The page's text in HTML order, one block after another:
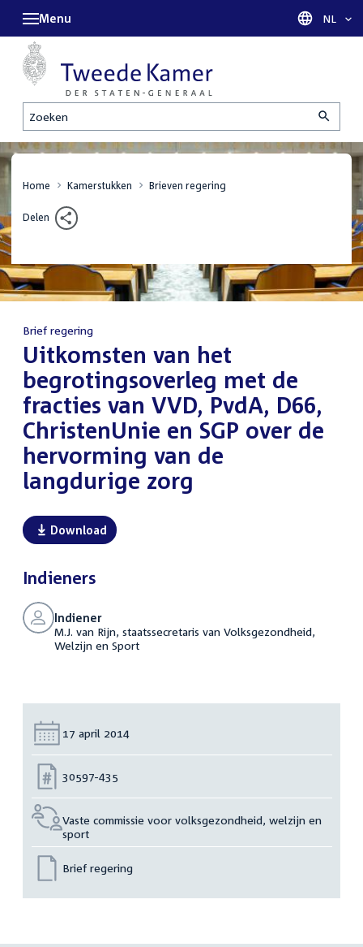
Zoeken
Menu Taal
NL
Home Kamerstukken Brieven regering
Delen
Brief regering
:Uitkomsten van het
begrotingsoverleg met de
fracties van VVD, PvdA, D66,
ChristenUnie en SGP over de
hervorming van de
langdurige zorg
Download
Indieners
Indiener
M.J. van Rijn, staatssecretaris van Volksgezondheid,
Welzijn en Sport
Datum:
17 april 2014
Nummer:
30597-435
Vaste commissie voor volksgezondheid, welzijn en
sport
Brief regering